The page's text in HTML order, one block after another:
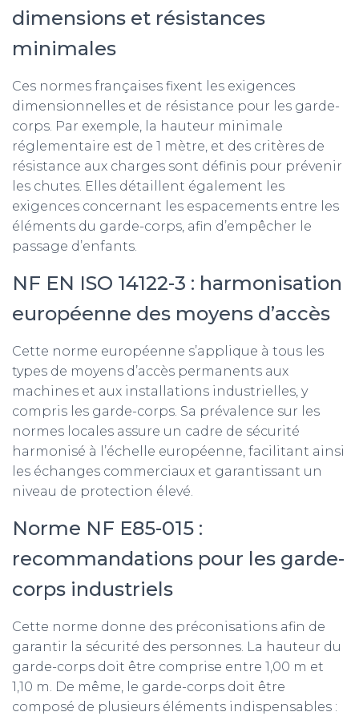
dimensions et résistances
minimales
Ces normes françaises fixent les exigences
dimensionnelles et de résistance pour les garde-
corps. Par exemple, la hauteur minimale
réglementaire est de 1 mètre, et des critères de
résistance aux charges sont définis pour prévenir
les chutes. Elles détaillent également les
exigences concernant les espacements entre les
éléments du garde-corps, afin d’empêcher le
passage d’enfants.
NF EN ISO 14122-3 : harmonisation
européenne des moyens d’accès
Cette norme européenne s’applique à tous les
types de moyens d’accès permanents aux
machines et aux installations industrielles, y
compris les garde-corps. Sa prévalence sur les
normes locales assure un cadre de sécurité
harmonisé à l’échelle européenne, facilitant ainsi
les échanges commerciaux et garantissant un
niveau de protection élevé.
Norme NF E85-015 :
recommandations pour les garde-
corps industriels
Cette norme donne des préconisations afin de
garantir la sécurité des personnes. La hauteur du
garde-corps doit être comprise entre 1,00 m et
1,10 m. De même, le garde-corps doit être
composé de plusieurs éléments indispensables :